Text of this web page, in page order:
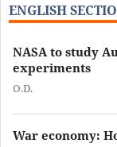
ENGLISH
NASA to study
experiments
O.D.
War economy: